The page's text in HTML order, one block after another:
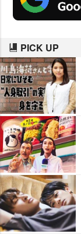
PICK UP